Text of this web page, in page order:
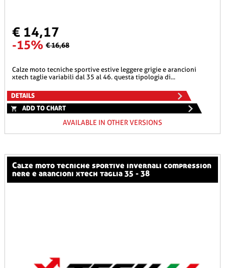
€ 14,17
-15% € 16,68
calze moto tecniche sportive estive leggere grigie e arancioni
xtech taglie variabili dal 35 al 46. questa tipologia di...
DETAILS
ADD TO CHART
AVAILABLE IN OTHER VERSIONS
calze moto tecniche sportive invernali compression
nere e arancioni xtech taglia 35 - 38